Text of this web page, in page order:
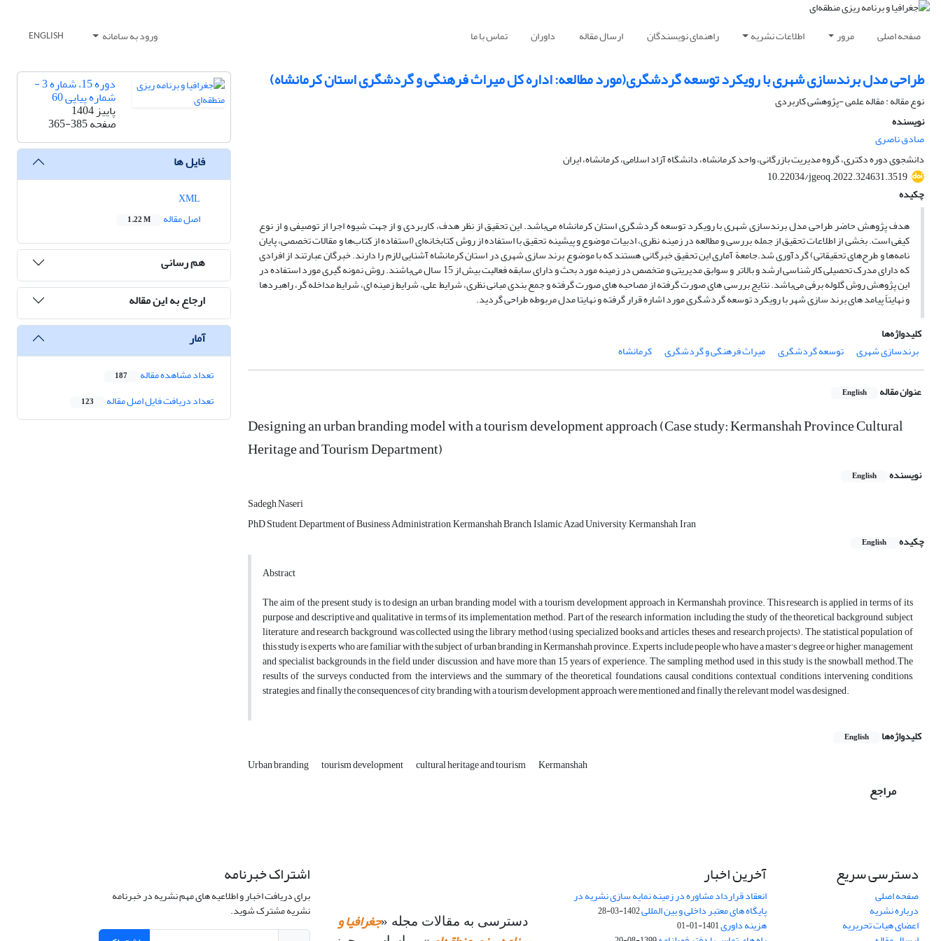
صفحه اصلی مرور اطلاعات نشریه راهنمای نویسندگان ارسال مقاله داوران تماس با ما ورود به سامانه ENGLISH
طراحی مدل برندسازی شهری با رویکرد توسعه گردشگری(مورد مطالعه: اداره کل میراث فرهنگی و گردشگری استان کرمانشاه)
نوع مقاله : مقاله علمی -پژوهشی کاربردی
نویسنده
صادق ناصری
دانشجوی دوره دکتری، گروه مدیریت بازرگانی، واحد کرمانشاه، دانشگاه آزاد اسلامی، کرمانشاه، ایران
10.22034/jgeoq.2022.324631.3519
چکیده
هدف پژوهش حاضر طراحی مدل برندسازی شهری با رویکرد توسعه گردشگری استان کرمانشاه می‌باشد. این تحقیق از نظر هدف، کاربردی و از جهت شیوه اجرا از توصیفی و از نوع
کیفی است. بخشی از اطلاعات تحقیق از جمله بررسی و مطالعه در زمینه نظری، ادبیات موضوع و پیشینه تحقیق با استفاده از روش کتابخانه‌ای (استفاده از کتاب‌ها و مقالات تخصصی، پایان
نامه‌ها و طرح‌های تحقیقاتی) گرد‌آوری شد.جامعة آماری این تحقیق خبرگانی هستند که با موضوع برند سازی شهری در استان کرمانشاه آشنایی لازم را دارند. خبرگان عبارتند از افرادی
که دارای مدرک تحصیلی کارشناسی ارشد و بالاتر و سوابق مدیریتی و متخصص در زمینه مورد بحث و دارای سابقه فعالیت بیش از 15 سال می‌باشند. روش نمونه گیری مورد استفاده در
این پژوهش روش گلوله برفی می‌باشد. نتایج بررسی های صورت گرفته از مصاحبه های صورت گرفته و جمع بندی مبانی نظری، شرایط علی، شرایط زمینه ای، شرایط مداخله گر، راهبردها
و نهایتاً پیامد های برند سازی شهر با رویکرد توسعه گردشگری مورد اشاره قرار گرفته و نهایتا مدل مربوطه طراحی گردید.
کلیدواژه‌ها
برندسازی شهری
توسعه گردشگری میراث فرهنگی و گردشگری کرمانشاه
عنوان مقاله English
Designing an urban branding model with a tourism development approach (Case study: Kermanshah Province Cultural
Heritage and Tourism Department)
نویسنده English
Sadegh Naseri
PhD Student, Department of Business Administration, Kermanshah Branch, Islamic Azad University, Kermanshah, Iran
چکیده
English
Abstract
The aim of the present study is to design an urban branding model with a tourism development approach in Kermanshah province. This research is applied in terms of its
purpose and descriptive and qualitative in terms of its implementation method. Part of the research information, including the study of the theoretical background, subject
literature, and research background, was collected using the library method (using specialized books and articles, theses, and research projects). The statistical population of
this study is experts who are familiar with the subject of urban branding in Kermanshah province. Experts include people who have a master's degree or higher, management
and specialist backgrounds in the field under discussion, and have more than 15 years of experience. The sampling method used in this study is the snowball method.The
results of the surveys conducted from the interviews and the summary of the theoretical foundations, causal conditions, contextual conditions, intervening conditions,
strategies, and finally the consequences of city branding with a tourism development approach were mentioned and finally the relevant model was designed.
کلیدواژه‌ها English
Urban branding tourism development cultural heritage and tourism Kermanshah
مراجع
دوره 15، شماره 3 -
شماره پیاپی 60
پاییز 1404
صفحه365-385
فایل ها
اصل مقاله
1.22 M
هم رسانی
ارجاع به این مقاله
آمار
تعداد مشاهده مقاله 187
تعداد دریافت فایل اصل مقاله 123
دسترسی سریع
صفحه اصلی
درباره نشریه
اعضای هیات تحریریه
آخرین اخبار
انعقاد قرارداد مشاوره در زمینه نمایه سازی نشریه در
پایگاه های معتبر داخلی و بین المللی1402-03-28
هزینه داوری1401-01-01 دسترسی به مقالات مجله «جغرافیا و
اشتراک خبرنامه
برای دریافت اخبار و اطلاعیه های مهم نشریه در خبرنامه
نشریه مشترک شوید.